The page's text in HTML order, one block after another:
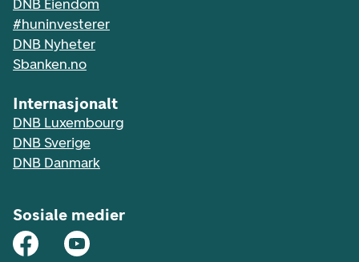
DNB Eiendom
#huninvesterer
DNB Nyheter
Sbanken.no
Internasjonalt
DNB Luxembourg
DNB Sverige
DNB Danmark
Sosiale medier